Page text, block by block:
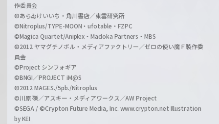
作委員会
©あらゐけいいち・角川書店／東雲研究所
©Nitroplus/TYPE-MOON・ufotable・FZPC
©Magica Quartet/Aniplex・Madoka Partners・MBS
©2012 ヤマグチノボル・メディアファクトリー／ゼロの使い魔Ｆ製作委
員会
©Project シンフォギア
©BNGI／PROJECT iM@S
©2012 MAGES./5pb./Nitroplus
©川原 礫／アスキー・メディアワークス／AW Project
©SEGA / ©Crypton Future Media, Inc. www.crypton.net Illustration
by KEI